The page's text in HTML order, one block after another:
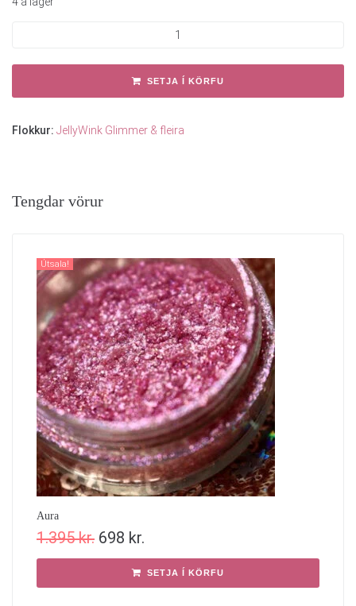
SETJA Í KÖRFU
Flokkur: JellyWink Glimmer & fleira
Tengdar vörur
Útsala!
Aura
1.395kr. 698 kr.
SETJA Í KÖRFU